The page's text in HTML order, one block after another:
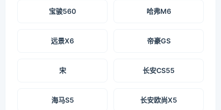
宝骏560 哈弗M6
远景X6 帝豪GS
宋 长安CS55
海马S5 长安欧尚X5